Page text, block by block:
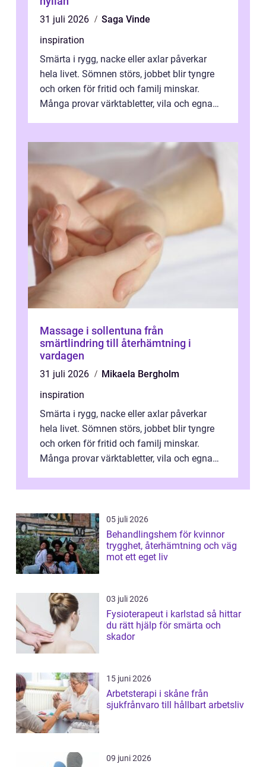
31 juli 2026
Saga Vinde
inspiration
Smärta i rygg, nacke eller axlar påverkar
hela livet. Sömnen störs, jobbet blir tyngre
och orken för fritid och familj minskar.
Många provar värktabletter, vila och egna
Massage i sollentuna från
smärtlindring till återhämtning i
vardagen
31 juli 2026
Mikaela Bergholm
inspiration
Smärta i rygg, nacke eller axlar påverkar
hela livet. Sömnen störs, jobbet blir tyngre
och orken för fritid och familj minskar.
Många provar värktabletter, vila och egna
05 juli 2026
Behandlingshem för kvinnor
trygghet, återhämtning och väg
mot ett eget liv
03 juli 2026
Fysioterapeut i karlstad så hittar
du rätt hjälp för smärta och
skador
15 juni 2026
Arbetsterapi i skåne från
sjukfrånvaro till hållbart arbetsliv
09 juni 2026